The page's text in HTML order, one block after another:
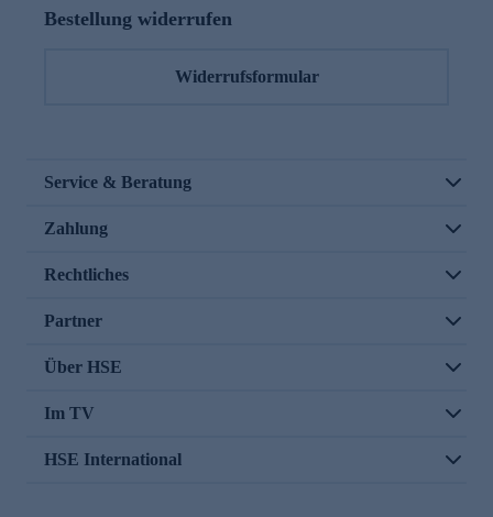
Bestellung widerrufen
Widerrufsformular
Service & Beratung
Zahlung
Rechtliches
Partner
Über HSE
Im TV
HSE International